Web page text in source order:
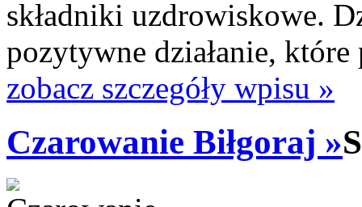
składniki uzdrowiskowe.
pozytywne działanie,
zobacz szczegóły wpisu »
Czarowanie Biłgoraj »